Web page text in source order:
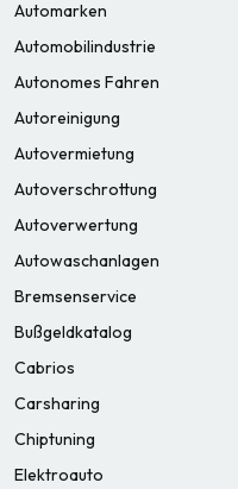
Automarken
Automobilindustrie
Autonomes Fahren
Autoreinigung
Autovermietung
Autoverschrottung
Autoverwertung
Autowaschanlagen
Bremsenservice
Bußgeldkatalog
Cabrios
Carsharing
Chiptuning
Elektroauto